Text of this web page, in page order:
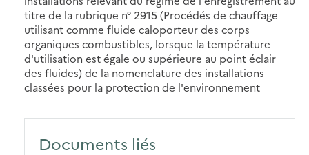
titre de la rubrique n° 2915 (Procédés de chauffage
utilisant comme fluide caloporteur des corps
organiques combustibles, lorsque la température
d'utilisation est égale ou supérieure au point éclair
des fluides) de la nomenclature des installations
classées pour la protection de l'environnement
Documents liés